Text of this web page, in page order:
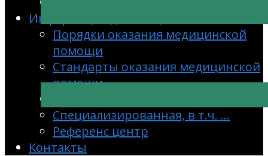
Информация для специалистов
Порядки оказания медицинской
помощи
Стандарты оказания медицинской
помощи
Специализированная, в т.ч. …
Референс центр
Контакты